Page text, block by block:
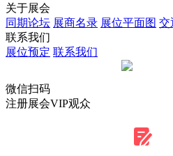
关于展会
同期论坛 展商名录 展位平面图 交
联系我们
展位预定 联系我们
微信扫码
注册展会VIP观众